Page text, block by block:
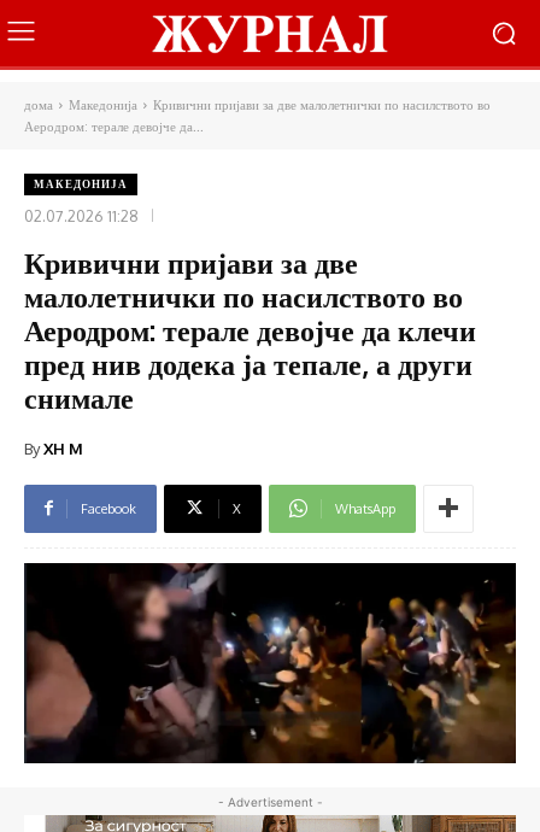
дома Македонија
Кривични пријави за две малолетнички по насилството во
Аеродром: терале девојче да...
МАКЕДОНИЈА
02.07.2026 11:28
Кривични пријави за две
малолетнички по насилството во
Аеродром: терале девојче да клечи
пред нив додека ја тепале, а други
снимале
ByXH M
Facebook X WhatsApp
- Advertisement -